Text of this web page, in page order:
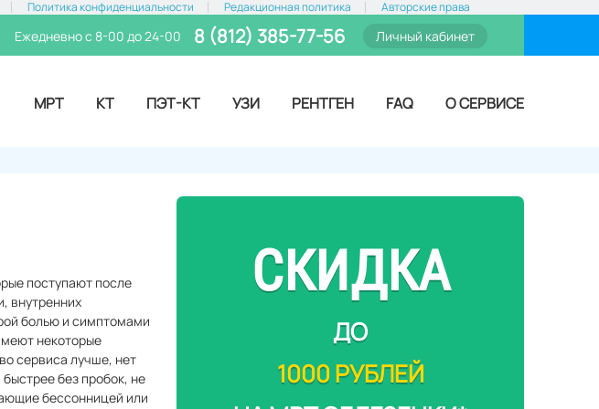
Политика конфиденциальности Редакционная политика Авторские права
Ежедневно с 8-00 до 24-00 8 (812) 385-77-56 Личный кабинет
МРТ КТ ПЭТ-КТ УЗИ РЕНТГЕН FAQ О СЕРВИСЕ
поступают после
внутренних
болью и симптомами
некоторые
сервиса лучше, нет
без пробок, не
бессонницей или
СКИДКА
ДО
1000 РУБЛЕЙ